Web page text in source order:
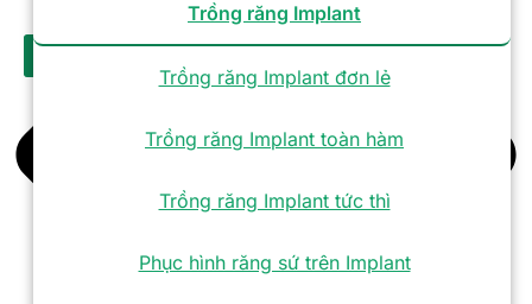
Trồng răng Implant
Trồng răng Implant đơn lẻ
Trồng răng Implant toàn hàm
Trồng răng Implant tức thì
Phục hình răng sứ trên Implant